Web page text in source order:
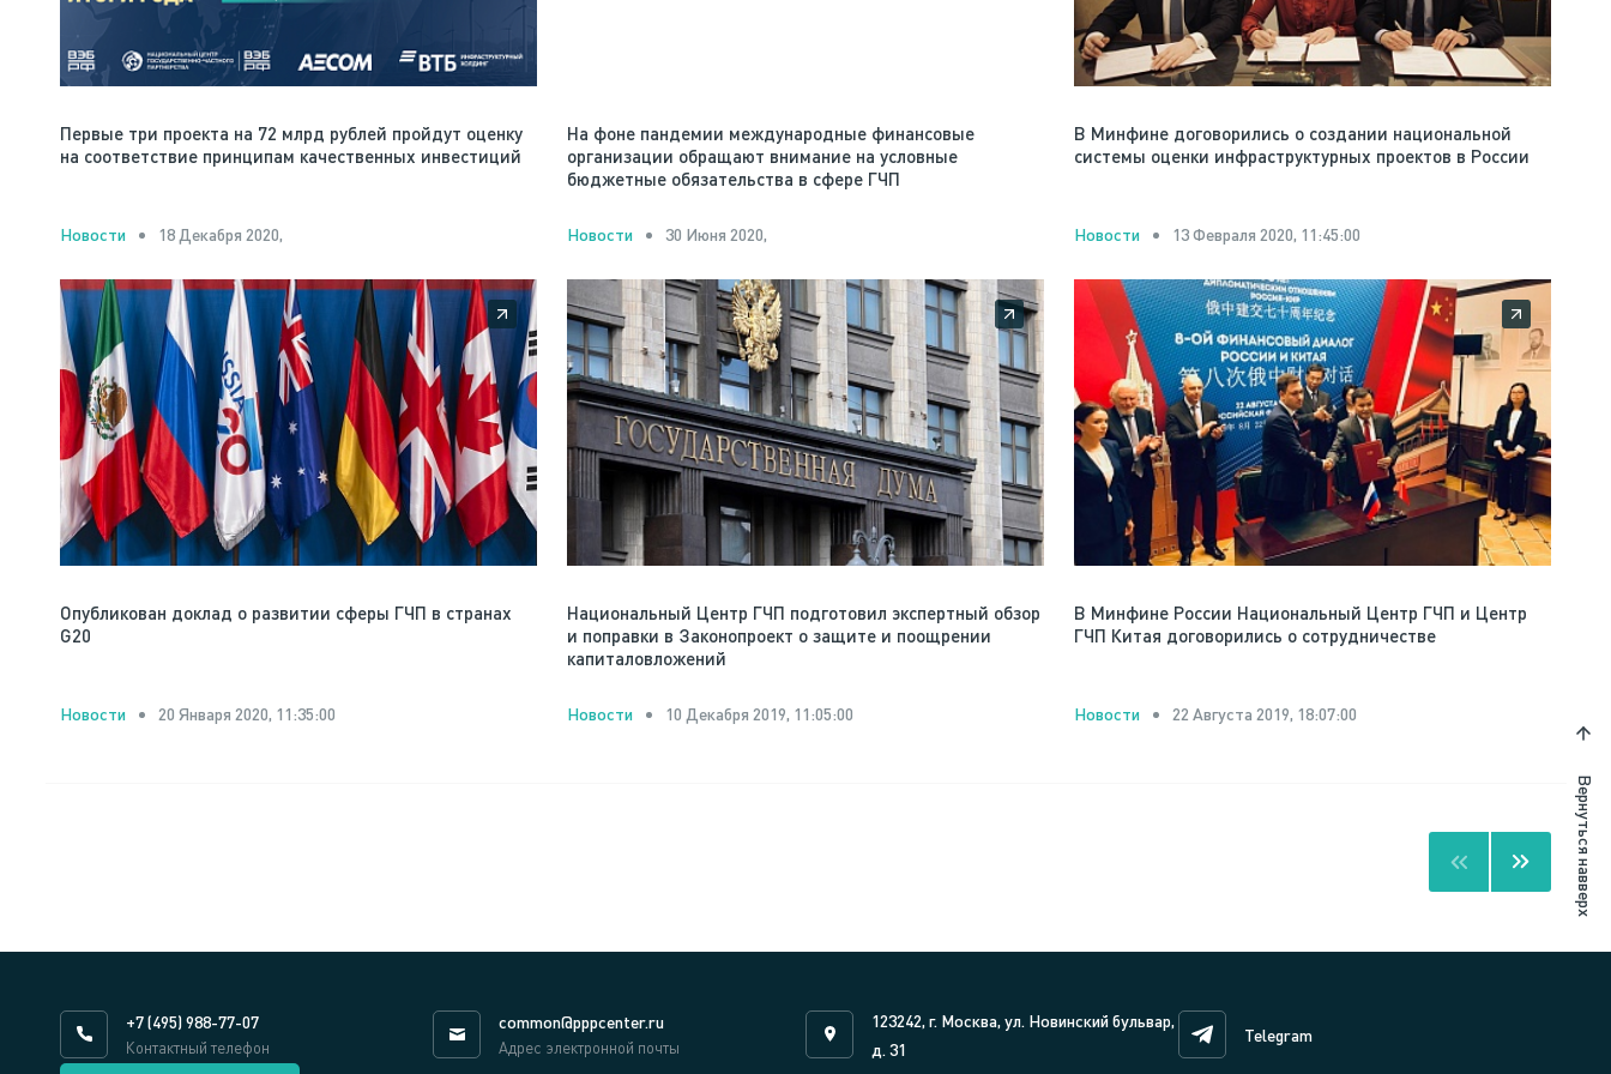
Первые три проекта на 72 млрд рублей пройдут оценку
на соответствие принципам качественных инвестиций
Новости 18 Декабря 2020,
На фоне пандемии международные финансовые
организации обращают внимание на условные
бюджетные обязательства в сфере ГЧП
Новости 30 Июня 2020,
В Минфине договорились о создании национальной
системы оценки инфраструктурных проектов в России
Новости 13 Февраля 2020, 11:45:00
Опубликован доклад о развитии сферы ГЧП в странах
G20
Новости 20 Января 2020, 11:35:00
Национальный Центр ГЧП подготовил экспертный обзор
и поправки в Законопроект о защите и поощрении
капиталовложений
Новости 10 Декабря 2019, 11:05:00
В Минфине России Национальный Центр ГЧП и Центр
ГЧП Китая договорились о сотрудничестве
Новости 22 Августа 2019, 18:07:00
Вернуться навверх
+7 (495) 988-77-07
Контактный телефон
common@pppcenter.ru
Адрес электронной почты
123242, г. Москва, ул. Новинский бульвар,
д. 31
Telegram